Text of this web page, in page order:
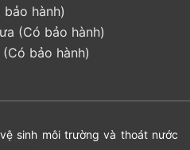
hành)
(Có bảo hành)
bảo hành)
sinh môi trường và thoát nước